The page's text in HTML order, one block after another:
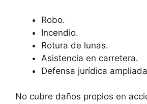
Robo.
Incendio.
Rotura de lunas.
Asistencia en carretera.
Defensa jurídica
No cubre daños propios en